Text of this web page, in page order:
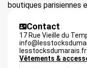
boutiques parisiennes
Contact
17 Rue Vieille du
lesstocksdumarais.fr
Vêtements &